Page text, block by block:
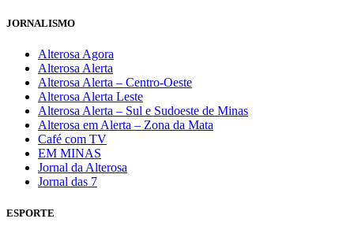
JORNALISMO
Alterosa Agora
Alterosa Alerta
Alterosa Alerta – Centro-Oeste
Alterosa Alerta Leste
Alterosa Alerta – Sul e Sudoeste de Minas
Alterosa em Alerta – Zona da Mata
Café com TV
EM MINAS
Jornal da Alterosa
Jornal das 7
ESPORTE